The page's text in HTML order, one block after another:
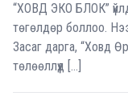
“ХОВД ЭКО БЛОК”
төгөлдөр боллоо.
Засаг дарга, “Ховд
төлөөллүүд […]